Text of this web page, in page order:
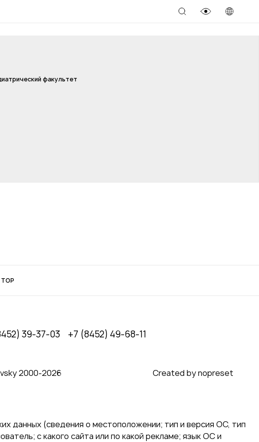
факультет
39-37-03 +7 (8452) 49-68-11
2000‑2026 Created by nopreset
данных (сведения о местоположении; тип и версия ОС, тип
с какого сайта или по какой рекламе; язык ОС и